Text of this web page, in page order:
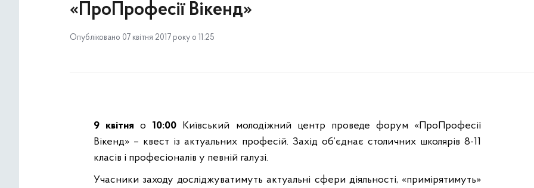
«ПроПрофесії Вікенд»
Опубліковано 07 квітня 2017 року о 11:25
9 квітня о 10:00 Київський молодіжний центр проведе форум «ПроПрофесії
Вікенд» – квест із актуальних професій. Захід об’єднає столичних школярів 8-11
класів і професіоналів у певній галузі.
Учасники заходу досліджуватимуть актуальні сфери діяльності, «примірятимуть»